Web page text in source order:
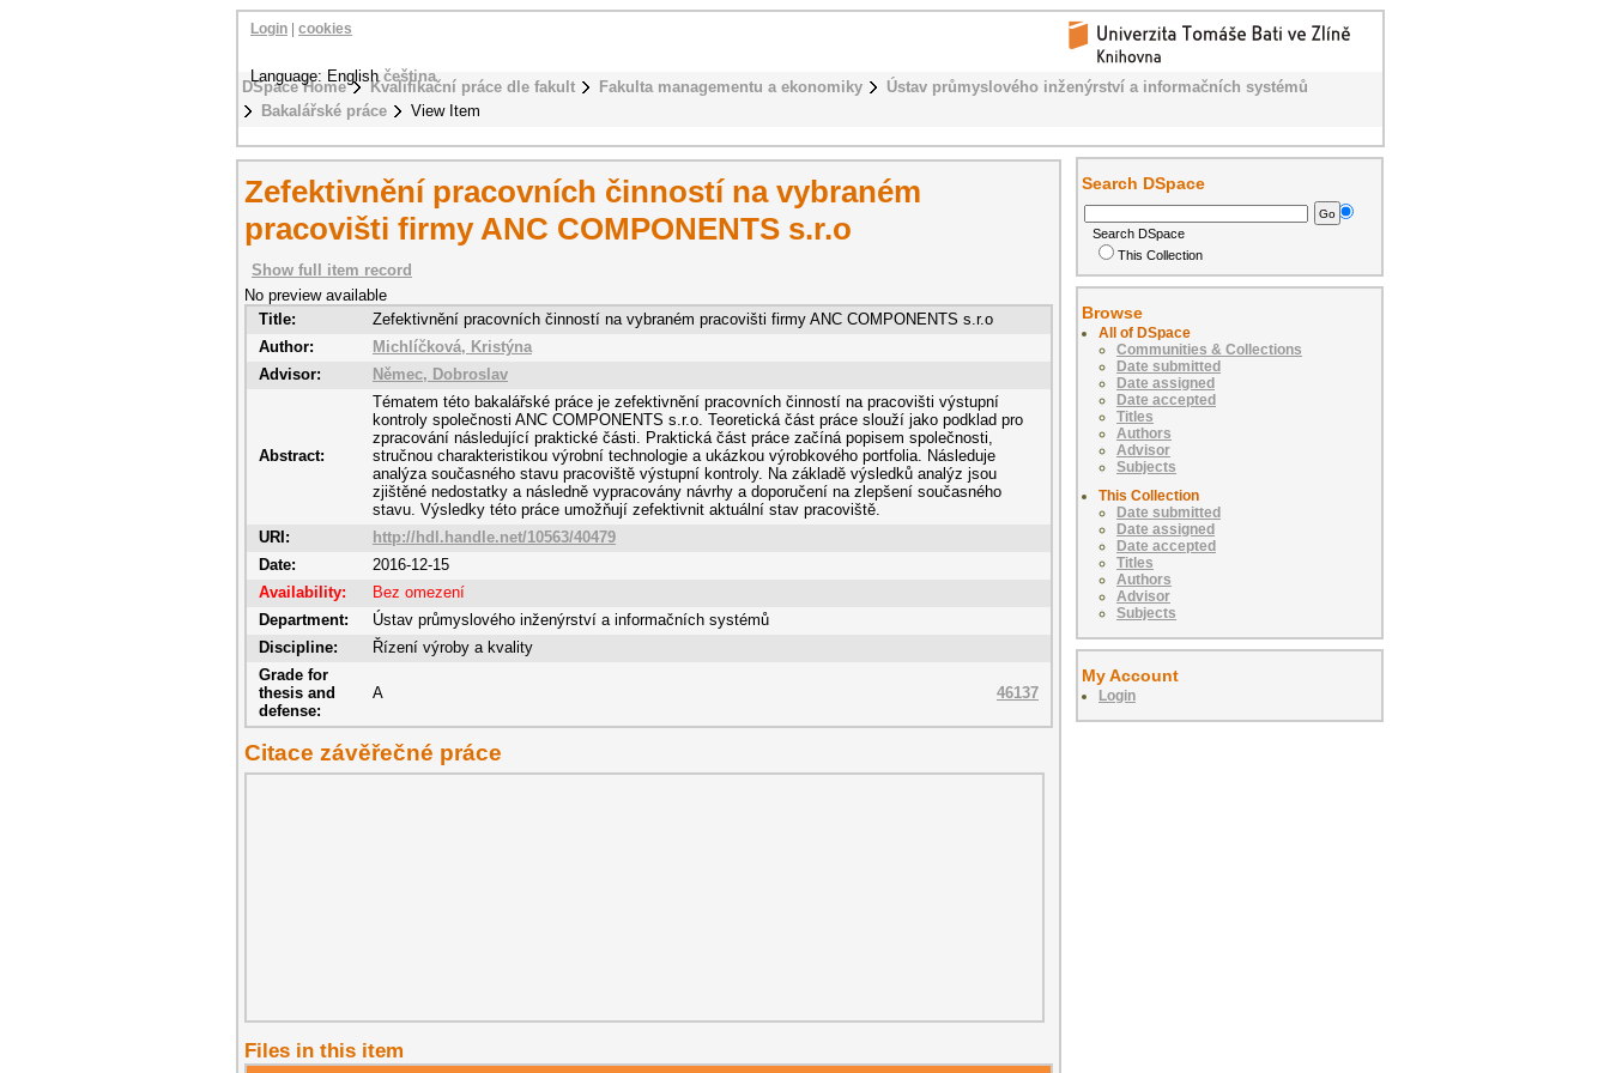
DSpace Home Kvalifikační práce dle fakult Fakulta managementu a ekonomiky
Ústav průmyslového inženýrství a informačních systémů
Bakalářské práce
View Item
Login cookies
Language: Englishčeština
Zefektivnění pracovních činností na vybraném
pracovišti firmy ANC COMPONENTS s.r.o
Show full item record
No preview available
Title:
Zefektivnění pracovních činností na vybraném pracovišti firmy ANC COMPONENTS s.r.o
Author:
Michlíčková, Kristýna
Advisor:
Němec, Dobroslav
Abstract:
Tématem této bakalářské práce je zefektivnění pracovních činností na pracovišti výstupní
kontroly společnosti ANC COMPONENTS s.r.o. Teoretická část práce slouží jako podklad pro
zpracování následující praktické části. Praktická část práce začíná popisem společnosti,
stručnou charakteristikou výrobní technologie a ukázkou výrobkového portfolia. Následuje
analýza současného stavu pracoviště výstupní kontroly. Na základě výsledků analýz jsou
zjištěné nedostatky a následně vypracovány návrhy a doporučení na zlepšení současného
stavu. Výsledky této práce umožňují zefektivnit aktuální stav pracoviště.
URI:
http://hdl.handle.net/10563/40479
Date:
2016-12-15
Availability:
Bez omezení
Department:
Ústav průmyslového inženýrství a informačních systémů
Discipline:
Řízení výroby a kvality
Grade for
thesis and
defense:
A 46137
Citace závěřečné práce
Files in this item
Search DSpace
Search DSpace
This Collection
Browse
All of DSpace
Communities & Collections
Date submitted
Date assigned
Date accepted
Titles
Authors
Advisor
Subjects
This Collection
Date submitted
Date assigned
Date accepted
Titles
Authors
Advisor
Subjects
My Account
Login